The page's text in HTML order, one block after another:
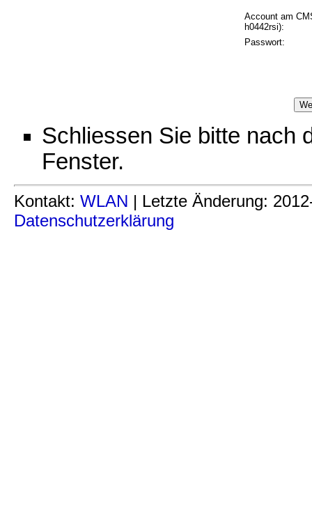
Account am
h0442rsi):
Passwort:
Schliessen Sie bitte nach
Fenster.
Kontakt: WLAN | Letzte Änderung:
Datenschutzerklärung